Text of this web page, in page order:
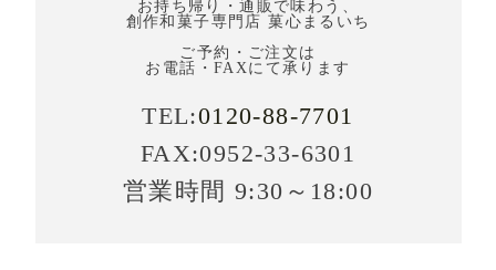
お持ち帰り・通販で味わう、
創作和菓子専門店 菓心まるいち
ご予約・ご注文は
お電話・FAXにて承ります
TEL:0120-88-7701
FAX:0952-33-6301
営業時間 9:30～18:00